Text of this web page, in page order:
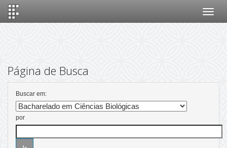
Página de Busca
Buscar em:
por